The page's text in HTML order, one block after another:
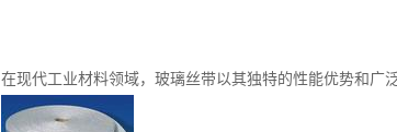
在现代工业材料领域，玻璃丝带以其独特的性能优势和广